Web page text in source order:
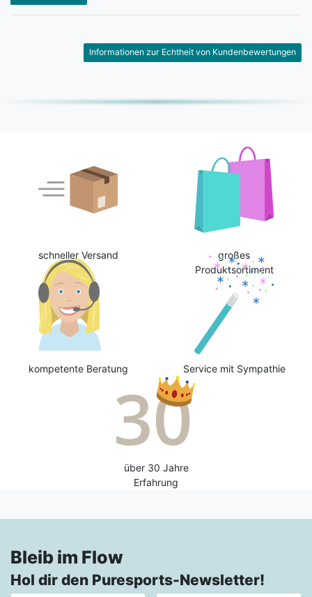
Informationen zur Echtheit von Kundenbewertungen
schneller Versand
großes
Produktsortiment
kompetente Beratung Service mit Sympathie
über 30 Jahre
Erfahrung
Bleib im Flow
Hol dir den Puresports-Newsletter!